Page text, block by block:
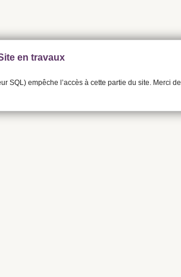
en travaux
SQL) empêche l’accès à cette partie du site. Merci de